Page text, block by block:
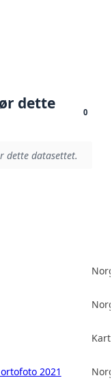
dette
0
dette datasettet.
2021